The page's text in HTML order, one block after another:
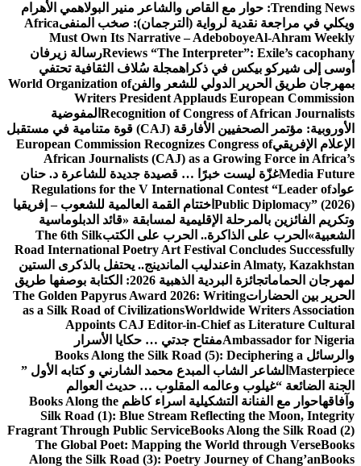
Trending News: حوار مع القاص والشاعر منير البولاهمي الأهرام
ويكلي في مراجعة نقدية لرواية (الترجمان): صخب المنفىAfrica
Must Own Its Narrative – AdeboboyeAl-Ahram Weekly
Reviews “The Interpreter”: Exile’s cacophanyرسالة زيرفان
أوسى إلى شيركو بيكس في ذكراهمجلة سُلاف الثقافية تحتفي
بمهرجان طريق الحرير الدولي للشعر والفنWorld Organization of
Writers President Applauds European Commission
Recognition of Congress of African Journalists المفوضية
الأوروبية: مؤتمر الصحفيين الأفارقة (CAJ) قوة متنامية في مستقبل
الإعلام الإفريقيEuropean Commission Recognizes Congress of
African Journalists (CAJ) as a Growing Force in Africa’s
Media Futureغزّة ليست خبرًا … قصيدة جديدة للشاعرة د. حنان
عوادRegulations for the V International Contest “Leader of
Public Diplomacy” (2026) اختتام القمة العالمية للشعوب – إفريقيا
وتكريم الفائزين بالمرحلة الإقليمية لمسابقة «قائد الدبلوماسية
الشعبية» الحرب على الذاكرة.. الحرب على الكتبThe 6th Silk
Road International Poetry Art Festival Concludes Successfully
in Almaty, Kazakhstanعندليب الماندينج.. يحتفل بالذكرى الستين
لمهرجان الحمامات
جائزة البردية الذهبية 2026: الكتابة بوصفها طريق
الحرير بين الحضاراتThe Golden Papyrus Award 2026: Writing
as a Silk Road of CivilizationsWorldwide Writers Association
Appoints CAJ Editor-in-Chief as Literature Cultural
Ambassador for Nigeriaمفتاح جدتي … حكايا الأسرار
والرسائل Books Along the Silk Road (5): Deciphering a
Masterpiece الشاعر الشاب المبدع محمد الشارني و كتابه الأول ”
الجنة الضائعة “غيلوب وعالمه المقلوب … حديث العوالم
وآفاقهاحوار مع الفنانة التشكيلية اسراء كاظم Books Along the
Silk Road (1): Blue Stream Reflecting the Moon, Integrity
Fragrant Through Public ServiceBooks Along the Silk Road (2)
The Global Poet: Mapping the World through VerseBooks
Along the Silk Road (3): Poetry Journey of Chang’anBooks